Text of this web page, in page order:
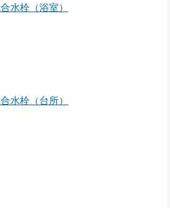
水栓（浴室）
水栓（台所）